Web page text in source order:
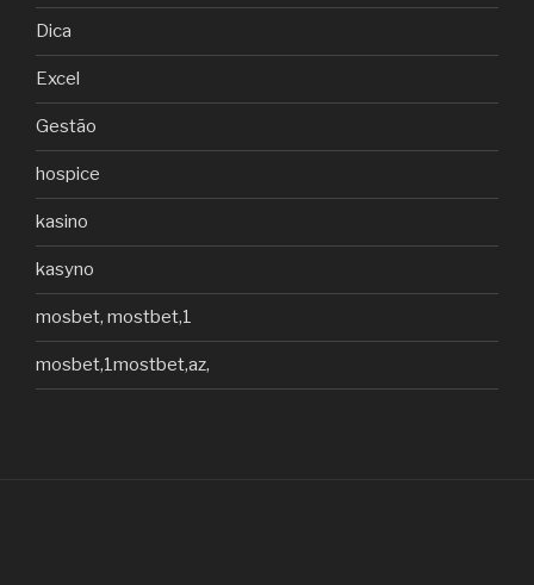
Dica
Excel
Gestão
hospice
kasino
kasyno
mosbet, mostbet,1
mosbet,1mostbet,az,